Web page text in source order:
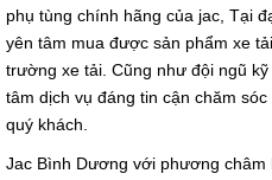
phụ tùng chính hãng của jac, Tại
yên tâm mua được sản phẩm xe
trường xe tải. Cũng như đội ngũ
tâm dịch vụ đáng tin cận chăm
quý khách.
Jac Bình Dương với phương châm